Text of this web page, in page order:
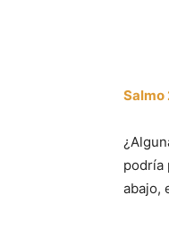
Salmo
podría
abajo,